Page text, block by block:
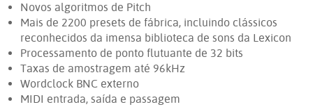
Novos algoritmos de Pitch
Mais de 2200 presets de fábrica, incluindo clássicos
reconhecidos da imensa biblioteca de sons da Lexicon
Processamento de ponto flutuante de 32 bits
Taxas de amostragem até 96kHz
Wordclock BNC externo
MIDI entrada, saída e passagem